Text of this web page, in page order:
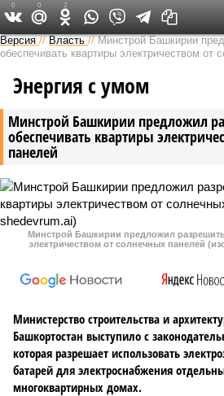
Версия в Башкирии
Версия //Власть //Минстрой Башкирии
обеспечивать квартиры электричеством от
Минстрой Башкирии предложил
обеспечивать квартиры
панелей
Энергия с умом
Минстрой Башкирии предложил
электричеством от солнечных панелей
Министерство строительства и
Башкортостан выступило с
которая разрешает использовать
батарей для электроснабжения
многоквартирных домах.
0 0 2